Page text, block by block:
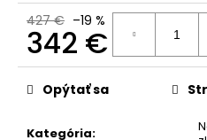
427 € –19 %
342 €
Jednotková
cena:
Kategória:
Opýtať sa
o
ú
č
a
e